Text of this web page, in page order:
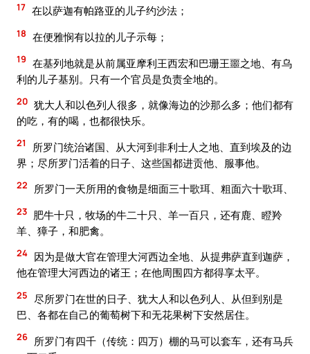
17 在以萨迦有帕路亚的儿子约沙法；
18 在便雅悯有以拉的儿子示每；
19 在基列地就是从前属亚摩利王西宏和巴珊王噩之地、有乌
利的儿子基别。只有一个官员是负责全地的。
20 犹大人和以色列人很多，就像海边的沙那么多；他们都有
的吃，有的喝，也都很快乐。
21
所罗门统治诸国、从大河到非利士人之地、直到埃及的边
界；尽所罗门活着的日子、这些国都进贡他、服事他。
22 所罗门一天所用的食物是细面三十歌珥、粗面六十歌珥、
23 肥牛十只，牧场的牛二十只、羊一百只，还有鹿、瞪羚
羊、獐子，和肥禽。
24 因为是做大官在管理大河西边全地、从提弗萨直到迦萨，
他在管理大河西边的诸王；在他周围四方都得享太平。
25 尽所罗门在世的日子、犹大人和以色列人、从但到别是
巴、各都在自己的葡萄树下和无花果树下安然居住。
26
所罗门有四千（传统：四万）棚的马可以套车，还有马兵